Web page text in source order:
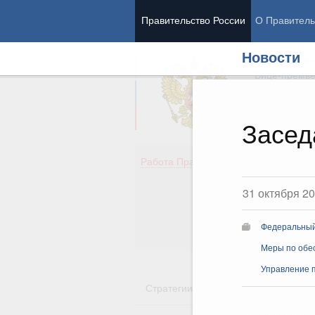
Правительство России О
Новости
31 октября
Меры по
Управление
Вице-
Работа Правительства
Стратегии Государственные